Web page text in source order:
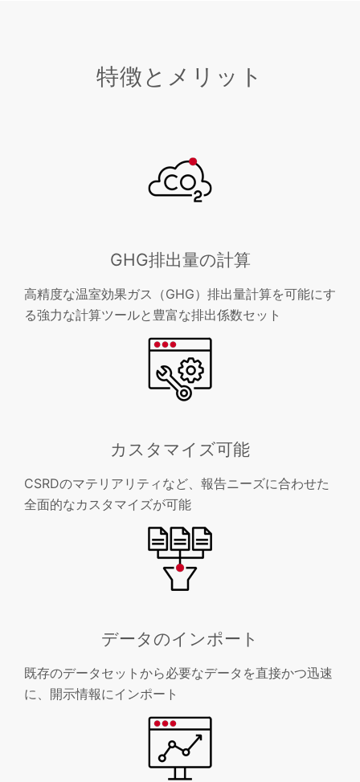
特徴とメリット
GHG排出量の計算
高精度な温室効果ガス（GHG）排出量計算を可能にす
る強力な計算ツールと豊富な排出係数セット
カスタマイズ可能
CSRDのマテリアリティなど、報告ニーズに合わせた
全面的なカスタマイズが可能
データのインポート
既存のデータセットから必要なデータを直接かつ迅速
に、開示情報にインポート